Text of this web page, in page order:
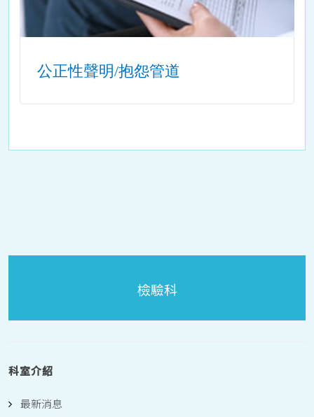
公正性聲明/抱怨管道
檢驗科
科室介紹
最新消息